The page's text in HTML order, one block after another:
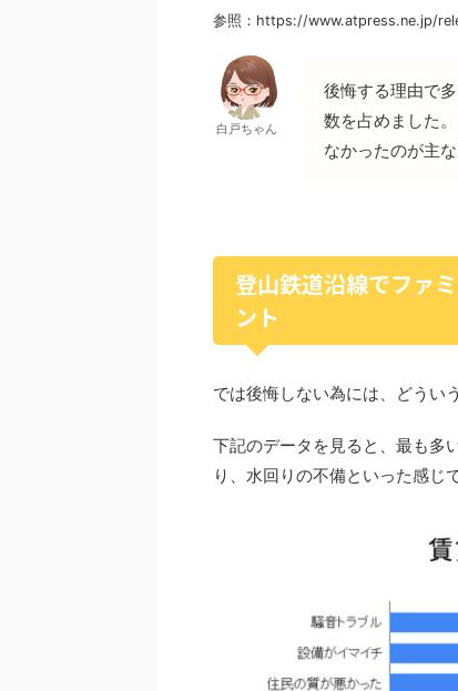
参照：https://www.atpress.ne.jp/
白戸ちゃん
後悔する理由で
数を占めました
なかったのが主
登山鉄道沿線でファ
ント
では後悔しない為には、どうい
下記のデータを見ると、最も多
り、水回りの不備といった感じ